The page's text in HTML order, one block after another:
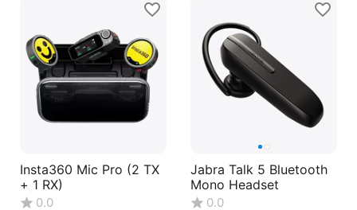
Insta360 Mic Pro (2 TX
+ 1 RX)
0.0
Jabra Talk 5 Bluetooth
Mono Headset
0.0